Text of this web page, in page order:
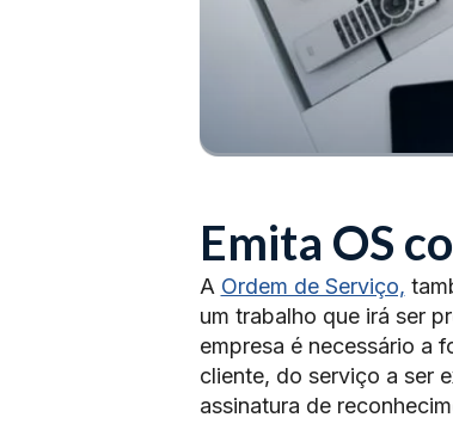
Emita OS
A Ordem de Serviço,
um trabalho que irá ser
empresa é necessário a
cliente, do serviço a ser
assinatura de